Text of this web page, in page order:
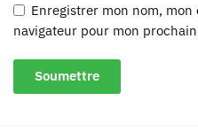
Enregistrer mon nom,
navigateur pour mon